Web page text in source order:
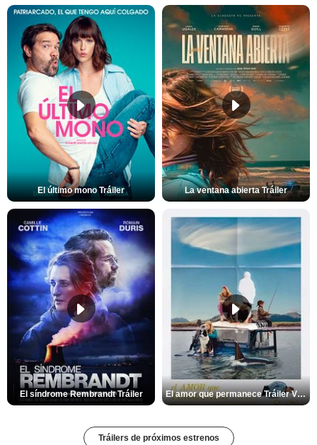
El último mono Tráiler La ventana abierta Tráiler
El síndrome Rembrandt Tráiler El amor que permanece Tráiler VOSE
Tráilers de próximos estrenos